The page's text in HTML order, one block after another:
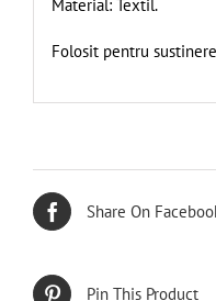
Material: Textil.
Folosit pentru
Share On
Pin This Product